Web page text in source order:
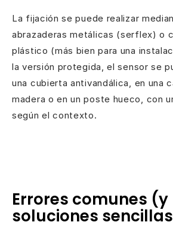
La fijación se puede realizar
abrazaderas metálicas (serflex) o
plástico (más bien para una
la versión protegida, el sensor se
una cubierta antivandálica, en una
madera o en un poste hueco, con
según el contexto.
Errores comunes (y
soluciones